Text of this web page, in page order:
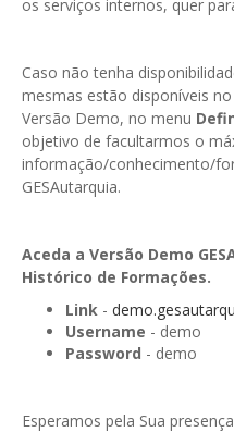
Portal da
os serviços internos, quer
Caso não tenha
mesmas estão disponíveis
Versão Demo, no menu
objetivo de facultarmos o
informação/conhecimento/
GESAutarquia.
Aceda a Versão Demo
Histórico de Formações.
Link -
Username - demo
Password - demo
Esperamos pela Sua